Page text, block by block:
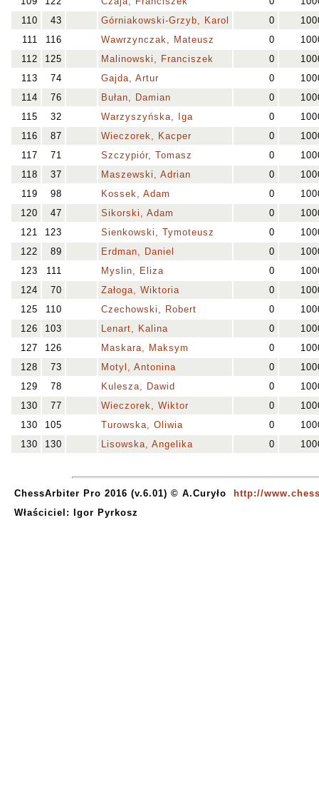
110
43 Górniakowski-Grzyb, Karol 0
111
116 Wawrzynczak, Mateusz 0
112
125 Malinowski, Franciszek 0
113
74 Gajda, Artur 0
114
76 Bułan, Damian 0
115
32 Warzyszyńska, Iga 0
116
87 Wieczorek, Kacper 0
117
71 Szczypiór, Tomasz 0
118
37 Maszewski, Adrian 0
119
98 Kossek, Adam 0
120
47 Sikorski, Adam 0
121
123 Sienkowski, Tymoteusz 0
122
89 Erdman, Daniel 0
123
111 Myslin, Eliza 0
124
70 Załoga, Wiktoria 0
125
110 Czechowski, Robert 0
126
103 Lenart, Kalina 0
127
126 Maskara, Maksym 0
128
73 Motyl, Antonina 0
129
78 Kulesza, Dawid 0
130
77 Wieczorek, Wiktor 0
130
105 Turowska, Oliwia 0
130
130 Lisowska, Angelika 0
ChessArbiter Pro 2016 (v.6.01) © A.Curyło
http://
Właściciel: Igor Pyrkosz